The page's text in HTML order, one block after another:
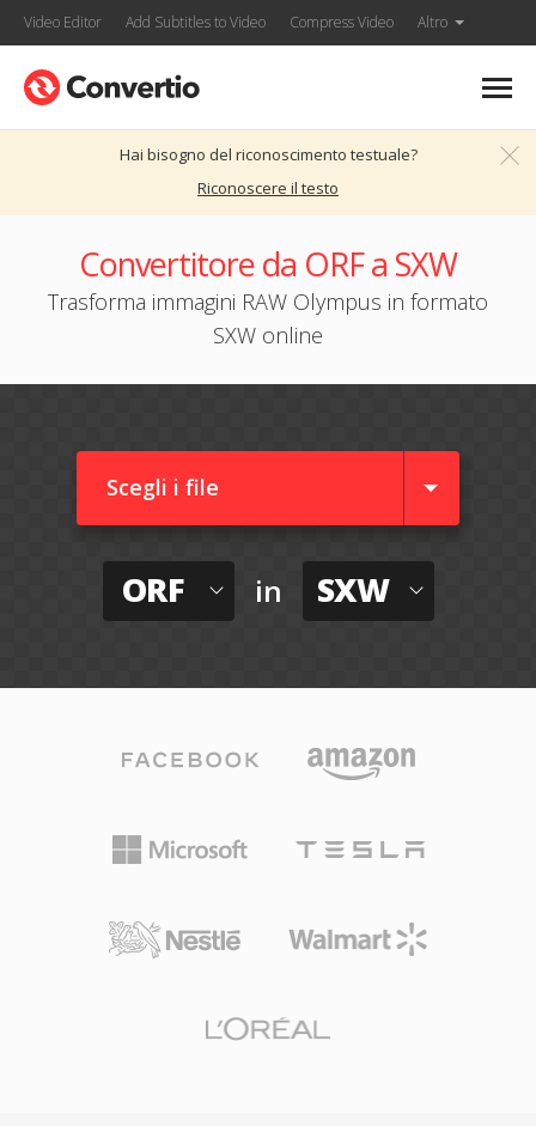
Video Editor Add Subtitles to Video Compress Video Altro
Hai bisogno del riconoscimento testuale?
Riconoscere il testo
Convertitore da ORF a SXW
Trasforma immagini RAW Olympus in formato
SXW online
Scegli i file
ORF in SXW